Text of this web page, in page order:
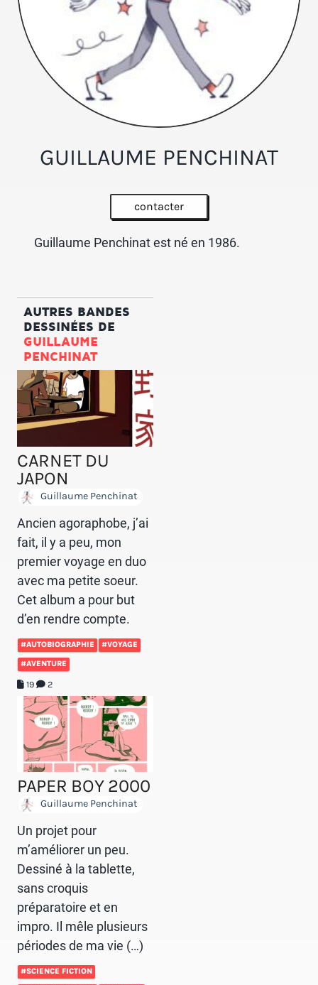
GUILLAUME PENCHINAT
contacter
Guillaume Penchinat est né en 1986.
AUTRES BANDES
DESSINÉES DE
GUILLAUME
PENCHINAT
CARNET DU
JAPON
Guillaume Penchinat
Ancien agoraphobe, j’ai
fait, il y a peu, mon
premier voyage en duo
avec ma petite soeur.
Cet album a pour but
d’en rendre compte.
#AUTOBIOGRAPHIE #VOYAGE
#AVENTURE
19 2
PAPER BOY 2000
Guillaume Penchinat
Un projet pour
m’améliorer un peu.
Dessiné à la tablette,
sans croquis
préparatoire et en
impro. Il mêle plusieurs
périodes de ma vie (…)
#SCIENCE FICTION